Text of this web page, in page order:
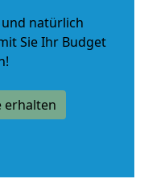
und natürlich
Sie Ihr Budget
erhalten